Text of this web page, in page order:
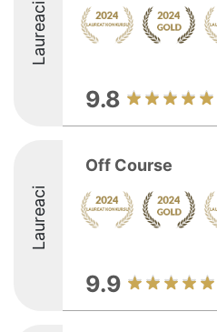
Laureaci
9.8
Laureaci
Off Course
9.9